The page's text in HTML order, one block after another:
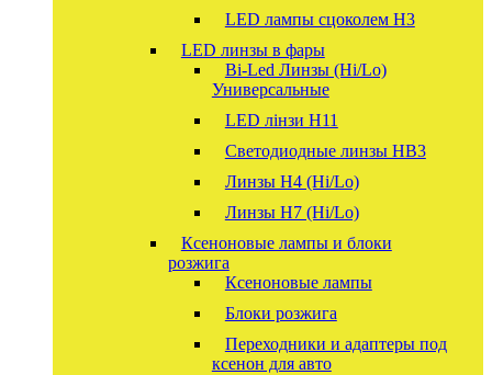
LED лампы сцоколем H3
LED линзы в фары
Bi-Led Линзы (Hi/Lo)
Универсальные
LED лінзи H11
Светодиодные линзы HB3
Линзы Н4 (Hi/Lo)
Линзы Н7 (Hi/Lo)
Ксеноновые лампы и блоки
розжига
Ксеноновые лампы
Блоки розжига
Переходники и адаптеры под
ксенон для авто